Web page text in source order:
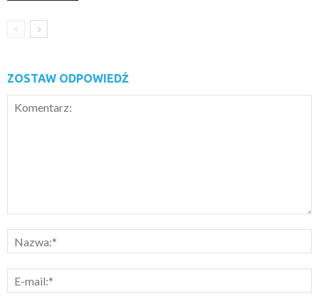
ZOSTAW ODPOWIEDŹ